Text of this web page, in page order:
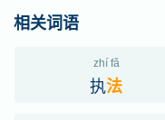
相关词语
zhí fǎ
执法